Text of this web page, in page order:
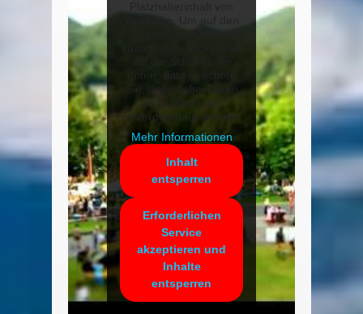
YouTube
unten. Bitte beachten
Sie, dass dabei Daten
an Drittanbieter
weitergegeben werden.
Mehr Informationen
Inhalt
entsperren
Erforderlichen
Service
akzeptieren und
Inhalte
entsperren